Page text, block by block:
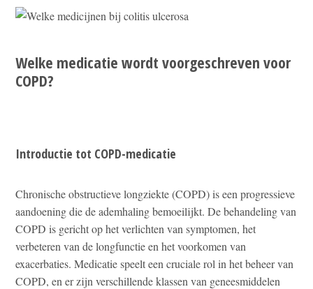
Welke medicatie wordt voorgeschreven voor
COPD?
Introductie tot COPD-medicatie
Chronische obstructieve longziekte (COPD) is een progressieve
aandoening die de ademhaling bemoeilijkt. De behandeling van
COPD is gericht op het verlichten van symptomen, het
verbeteren van de longfunctie en het voorkomen van
exacerbaties. Medicatie speelt een cruciale rol in het beheer van
COPD, en er zijn verschillende klassen van geneesmiddelen